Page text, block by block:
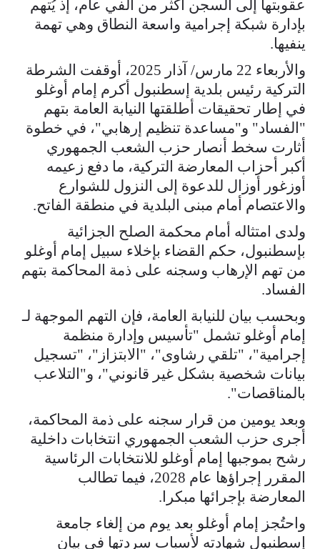
عقوبتها إلى السجن أكثر من ألفي عام، إذ يُتهم
بإدارة شبكة إجرامية واسعة النطاق وهي تهمة
ينفيها.
والأربعاء 22 مارس/ آذار 2025، أوقفت الشرطة
التركية رئيس بلدية إسطنبول أكرم إمام أوغلو
في إطار تحقيقات أطلقتها النيابة العامة بتهم
"الفساد" و"مساعدة تنظيم إرهابي"، في خطوة
أثارت سخط أنصار حزب الشعب الجمهوري
أكبر أحزاب المعارضة التركية، ما دفع زعيمه
أوزغور أوزال للدعوة إلى النزول للشوارع
والاعتصام أمام مبنى البلدية في منطقة الفاتح.
ولدى امتثاله أمام محكمة الصلح الجزائية
بإسطنبول، حكم القضاء بإخلاء سبيل إمام أوغلو
من تهم الإرهاب وسجنه على ذمة المحاكمة بتهم
الفساد.
وبحسب بيان للنيابة العامة، فإن التهم الموجهة لـ
إمام أوغلو تشمل "تأسيس وإدارة منظمة
إجرامية"، "تلقي رشاوى"، "الابتزاز"، "تسجيل
بيانات شخصية بشكل غير قانوني"، و"التلاعب
بالمناقصات".
وبعد يومين من قرار سجنه على ذمة المحاكمة،
أجرى حزب الشعب الجمهوري انتخابات داخلية
رشح بموجبها إمام أوغلو للانتخابات الرئاسية
المقرر إجراؤها عام 2028، فيما تطالب
المعارضة بإجرائها مبكرا.
واحتُجز إمام أوغلو بعد يوم من إلغاء جامعة
إسطنبول شهادته لأسباب سردتها في بيان